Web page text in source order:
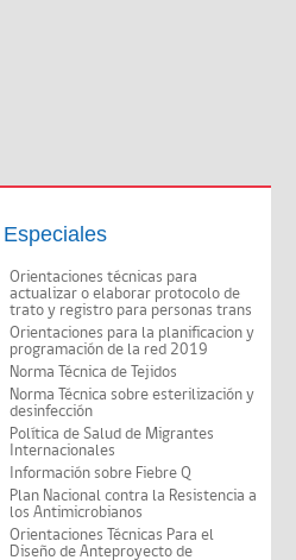
Especiales
Orientaciones técnicas para
actualizar o elaborar protocolo de
trato y registro para personas trans
Orientaciones para la planificacion y
programación de la red 2019
Norma Técnica de Tejidos
Norma Técnica sobre esterilización y
desinfección
Política de Salud de Migrantes
Internacionales
Información sobre Fiebre Q
Plan Nacional contra la Resistencia a
los Antimicrobianos
Orientaciones Técnicas Para el
Diseño de Anteproyecto de